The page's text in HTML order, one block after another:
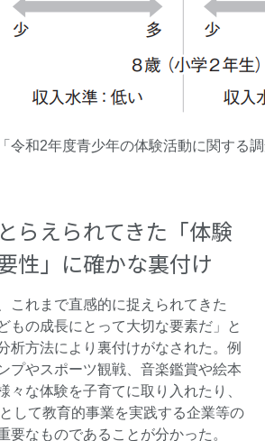
令和2年度青少年の体験活動に関する
らえられてきた「体験
性」に確かな裏付け
これまで直感的に捉えられてきた
もの成長にとって大切な要素だ」と
析方法により裏付けがなされた。例
プやスポーツ観戦、音楽鑑賞や絵本
々な体験を子育てに取り入れたり、
して教育的事業を実践する企業等の
要なものであることが分かった。